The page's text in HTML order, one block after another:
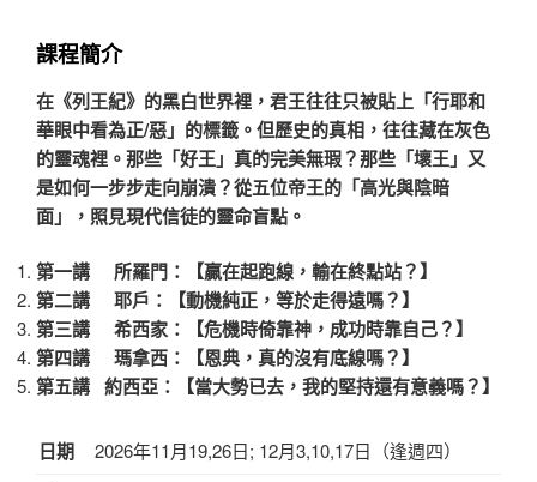
課程簡介
在《列王紀》的黑白世界裡，君王往往只被貼上「行耶和
華眼中看為正/惡」的標籤。但歷史的真相，往往藏在灰色
的靈魂裡。那些「好王」真的完美無瑕？那些「壞王」又
是如何一步步走向崩潰？從五位帝王的「高光與陰暗
面」，照見現代信徒的靈命盲點。
第一講 所羅門：【贏在起跑線，輸在終點站？】
第二講 耶戶：【動機純正，等於走得遠嗎？】
第三講 希西家：【危機時倚靠神，成功時靠自己？】
第四講 瑪拿西：【恩典，真的沒有底線嗎？】
第五講 約西亞：【當大勢已去，我的堅持還有意義嗎？】
日期 2026年11月19,26日; 12月3,10,17日（逢週四）